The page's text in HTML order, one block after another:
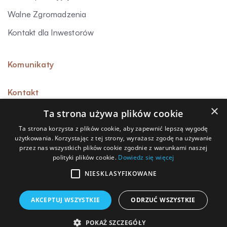
Walne Zgromadzenia
Kontakt dla Inwestorów
Komunikaty
Kontakt
© Capitea S.A. 2026
Sygnalista
Polityka prywatności
Polityka przetwarzania danych osobowych
×
Ta strona używa plików cookie
Ta strona korzysta z plików cookie, aby zapewnić lepszą wygodę
użytkowania. Korzystając z tej strony, wyrażasz zgodę na używanie
przez nas wszystkich plików cookie zgodnie z warunkami naszej
polityki plików cookie. Dowiedz się więcej
NIESKLASYFIKOWANE
AKCEPTUJ WSZYSTKIE ODRZUĆ WSZYSTKIE
POKAŻ SZCZEGÓŁY